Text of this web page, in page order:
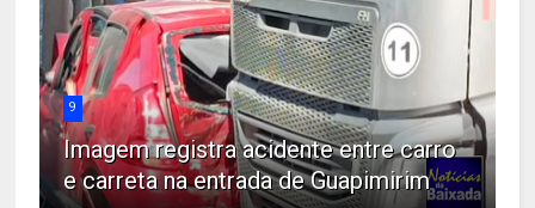
9
Imagem registra acidente entre carro
e carreta na entrada de Guapimirim